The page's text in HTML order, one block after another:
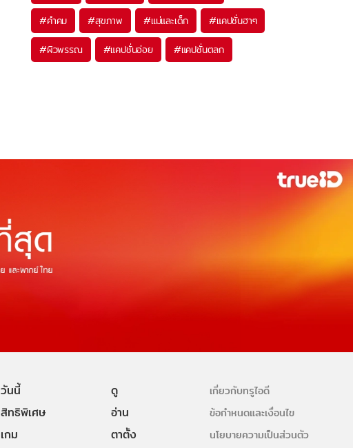
#คำคม #สุขภาพ #แม่และเด็ก #แคปชั่นฮาๆ
#ผิวพรรณ #แคปชั่นอ่อย #แคปชั่นตลก
วันนี้
ดู
สิทธิพิเศษ
อ่าน
เกม
ตาตั้ง
เกี่ยวกับทรูไอดี
ข้อกำหนดและเงื่อนไข
นโยบายความเป็นส่วนตัว